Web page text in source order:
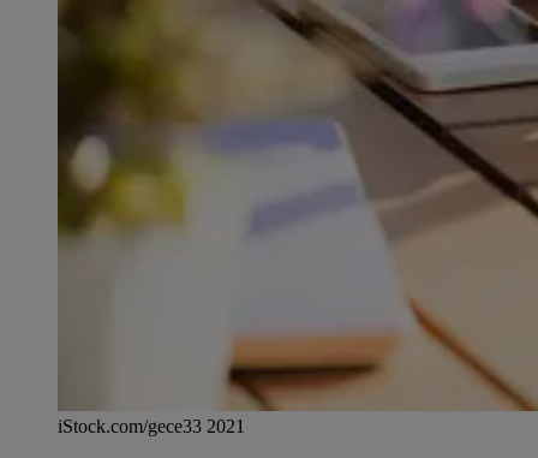
iStock.com/gece33 2021